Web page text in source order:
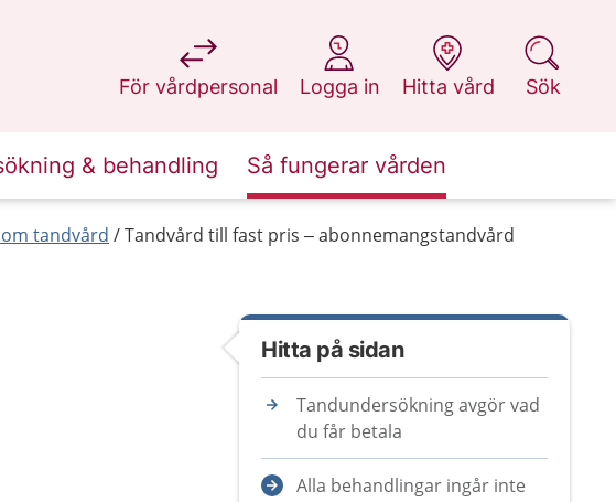
För vårdpersonal
på 1177.se
Logga in
på 1177.se
Hitta vård
på 1177.se
Sök
på 1177.se
& behandling Så fungerar vården
tandvård Tandvård till fast pris – abonnemangstandvård
Hitta på sidan
Tandundersökning avgör vad
du får betala
Alla behandlingar ingår inte